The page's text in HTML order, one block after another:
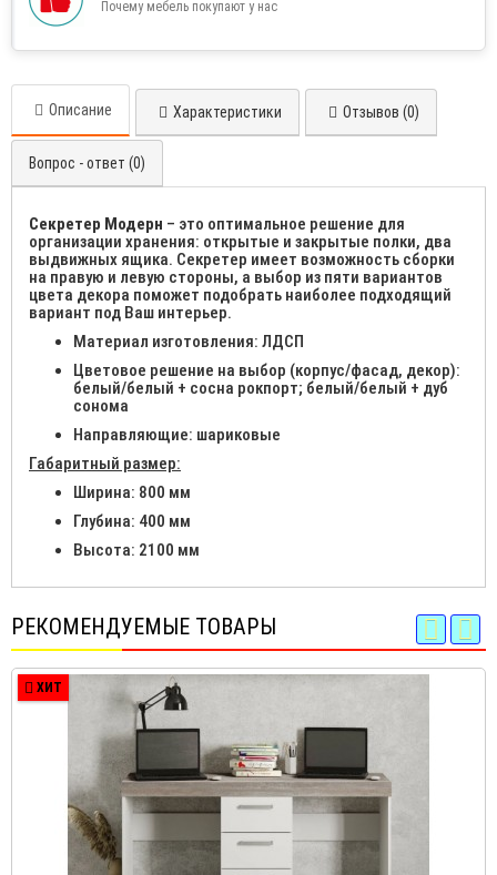
Почему мебель покупают у нас
Описание Характеристики Отзывов (0)
Вопрос - ответ (0)
Секретер Модерн – это оптимальное решение для
организации хранения: открытые и закрытые полки, два
выдвижных ящика. Секретер имеет возможность сборки
на правую и левую стороны, а выбор из пяти вариантов
цвета декора поможет подобрать наиболее подходящий
вариант под Ваш интерьер.
Материал изготовления: ЛДСП
Цветовое решение на выбор (корпус/фасад, декор):
белый/белый + сосна рокпорт; белый/белый + дуб
сонома
Направляющие: шариковые
Габаритный размер:
Ширина: 800 мм
Глубина: 400 мм
Высота: 2100 мм
РЕКОМЕНДУЕМЫЕ ТОВАРЫ
ХИТ